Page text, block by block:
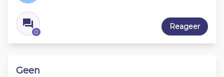
0
Reageer
Geen